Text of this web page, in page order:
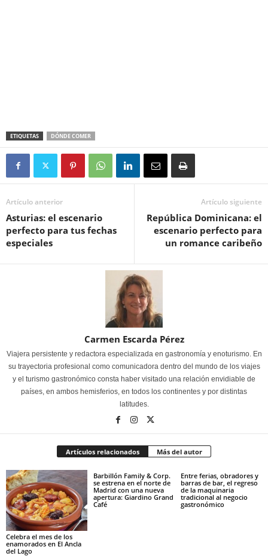
ETIQUETAS DÓNDE COMER
Artículo anterior
Asturias: el escenario
perfecto para tus fechas
especiales
Artículo siguiente
República Dominicana: el
escenario perfecto para
un romance caribeño
Carmen Escarda Pérez
Viajera persistente y redactora especializada en gastronomía y enoturismo. En
su trayectoria profesional como comunicadora dentro del mundo de los viajes
y el turismo gastronómico consta haber visitado una relación envidiable de
países, en ambos hemisferios, en todos los continentes y por distintas
latitudes.
Artículos relacionados Más del autor
Celebra el mes de los
enamorados en El Ancla
del Lago
Barbillón Family & Corp.
se estrena en el norte de
Madrid con una nueva
apertura: Giardino Grand
Café
Entre ferias, obradores y
barras de bar, el regreso
de la maquinaria
tradicional al negocio
gastronómico